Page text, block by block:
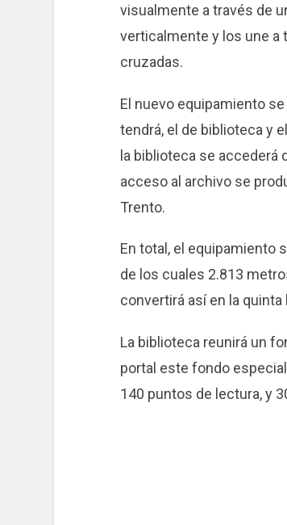
visualmente a través de
verticalmente y los une a
cruzadas.
El nuevo equipamiento
tendrá, el de biblioteca y
la biblioteca se accederá
acceso al archivo se
Trento.
En total, el equipamiento
de los cuales 2.813
convertirá así en la
La biblioteca reunirá un
portal este fondo
140 puntos de lectura, y